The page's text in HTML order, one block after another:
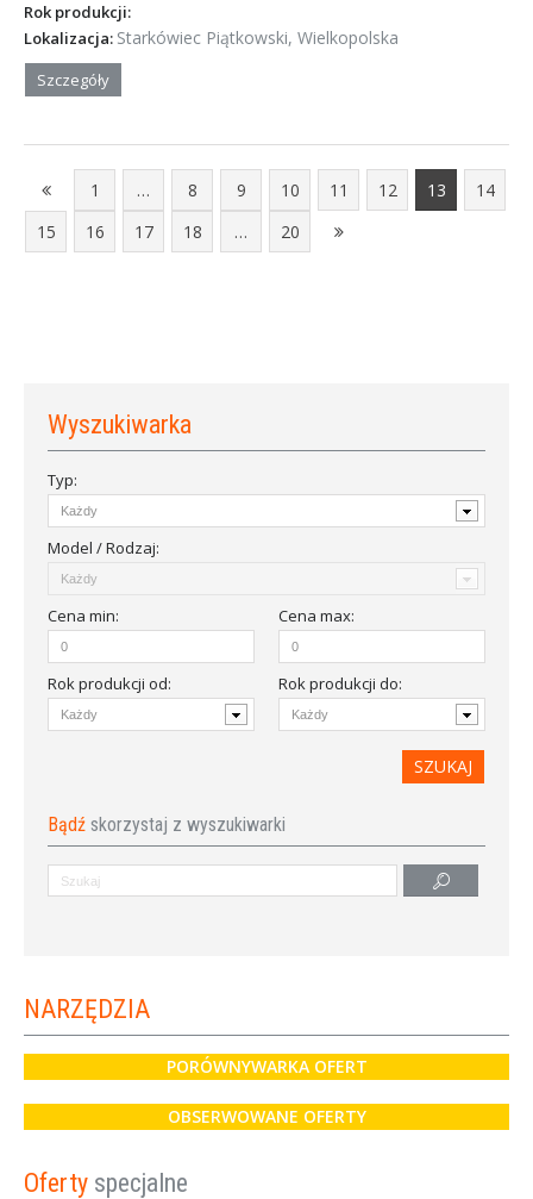
Rok produkcji:
Lokalizacja: Starkówiec Piątkowski, Wielkopolska
Szczegóły
1 … 8 9 10 11 12 13
14
15
16 17 18 … 20
Wyszukiwarka
Typ:
Model / Rodzaj:
Cena min: Cena max:
Rok produkcji od: Rok produkcji do:
Bądź skorzystaj z wyszukiwarki
NARZĘDZIA
PORÓWNYWARKA OFERT
OBSERWOWANE OFERTY
Oferty specjalne